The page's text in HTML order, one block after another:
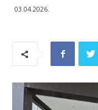
03.04.2026.